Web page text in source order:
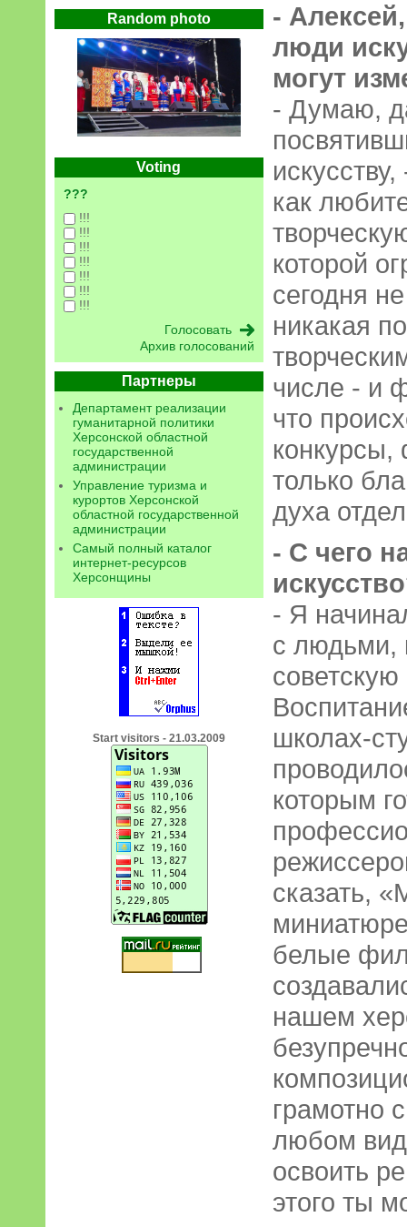
Random photo
Voting
???
!!!
!!!
!!!
!!!
!!!
!!!
!!!
Архив голосований
Партнеры
Департамент реализации
гуманитарной политики
Херсонской областной
государственной
администрации
Управление туризма и
курортов Херсонской
областной государственной
администрации
Самый полный каталог
интернет-ресурсов
Херсонщины
Start visitors - 21.03.2009
-
люди
могут
- Думаю,
как
которой
сегодня
никакая
числе - и
что
конкурсы,
только
духа
- С чего
- Я
с людьми,
школах-
которым
сказать,
белые
нашем
грамотно
любом
освоить
этого ты